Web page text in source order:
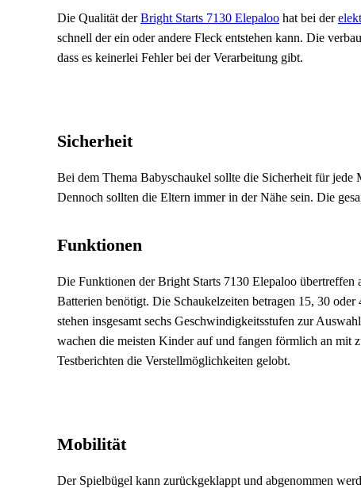
Die Qualität derBright Starts 7130 Elepaloo hat bei der
schnell der ein oder andere Fleck entstehen kann. Die
dass es keinerlei Fehler bei der Verarbeitung gibt.
Sicherheit
Bei dem Thema Babyschaukel sollte die Sicherheit für jede
Dennoch sollten die Eltern immer in der Nähe sein. Die
Funktionen
Die Funktionen der Bright Starts 7130 Elepaloo
Batterien benötigt. Die Schaukelzeiten betragen 15, 30
stehen insgesamt sechs Geschwindigkeitsstufen zur
wachen die meisten Kinder auf und fangen förmlich an mit
Testberichten die Verstellmöglichkeiten gelobt.
Mobilität
Der Spielbügel kann zurückgeklappt und abgenommen